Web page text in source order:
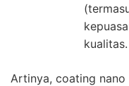
kualitas.
Artinya, coating